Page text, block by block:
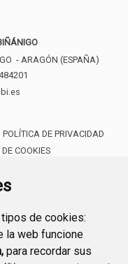
de cookies:
la web funcione
para recordar sus
- ARAGÓN (ESPAÑA)
POLÍTICA DE PRIVACIDAD
COOKIES